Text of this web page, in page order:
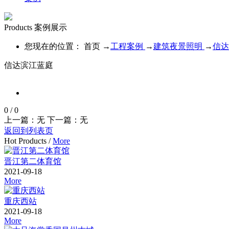
Products 案例展示
您现在的位置： 首页 → 工程案例 →建筑夜景照明 →信
信达滨江蓝庭
0 / 0
上一篇：无 下一篇：无
返回到列表页
Hot Products / More
晋江第二体育馆
2021-09-18
More
重庆西站
2021-09-18
More